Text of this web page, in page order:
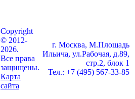
Copyright
© 2012-
2026.
Все права
защищены.
Карта
сайта
г. Москва, М.Площадь
Ильича, ул.Рабочая, д.89,
стр.2, блок 1
Тел.: +7 (495) 567-33-85